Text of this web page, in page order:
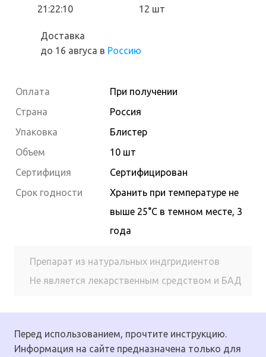
21:22:09
12 шт
Доставка
до 16 авгуса в Россию
Оплата
При получении
Страна
Россия
Упаковка
Блистер
Объем
10 шт
Сертифиция
Сертифицирован
Cрок годности
Хранить при температуре не
выше 25°С в темном месте, 3
года
Препарат из натуральных индгридиентов
Не является лекарственным средством и БАД
Перед использованием, прочтите инструкцию.
Информация на сайте предназначена только для